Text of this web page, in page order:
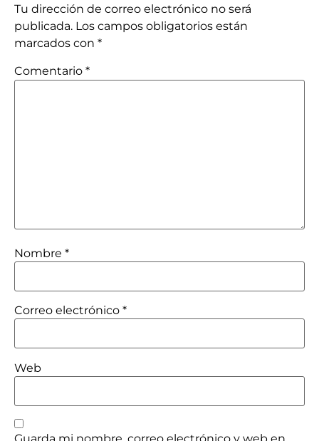
Tu dirección de correo electrónico no será
publicada. Los campos obligatorios están
marcados con *
Comentario *
Nombre *
Correo electrónico *
Web